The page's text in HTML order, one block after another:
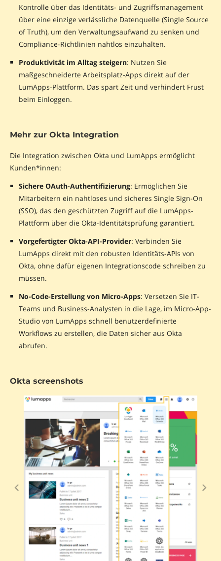
Kontrolle über das Identitäts- und Zugriffsmanagement
über eine einzige verlässliche Datenquelle (Single Source
of Truth), um den Verwaltungsaufwand zu senken und
Compliance-Richtlinien nahtlos einzuhalten.
Produktivität im Alltag steigern: Nutzen Sie
maßgeschneiderte Arbeitsplatz-Apps direkt auf der
LumApps-Plattform. Das spart Zeit und verhindert Frust
beim Einloggen.
Mehr zur Okta Integration
Die Integration zwischen Okta und LumApps ermöglicht
Kunden*innen:
Sichere OAuth-Authentifizierung: Ermöglichen Sie
Mitarbeitern ein nahtloses und sicheres Single Sign-On
(SSO), das den geschützten Zugriff auf die LumApps-
Plattform über die Okta-Identitätsprüfung garantiert.
Vorgefertigter Okta-API-Provider: Verbinden Sie
LumApps direkt mit den robusten Identitäts-APIs von
Okta, ohne dafür eigenen Integrationscode schreiben zu
müssen.
No-Code-Erstellung von Micro-Apps: Versetzen Sie IT-
Teams und Business-Analysten in die Lage, im Micro-App-
Studio von LumApps schnell benutzerdefinierte
Workflows zu erstellen, die Daten sicher aus Okta
abrufen.
Okta screenshots